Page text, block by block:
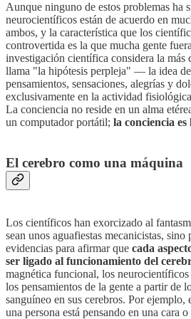
Aunque ninguno de estos problemas ha
neurocientíficos están de acuerdo en
ambos, y la característica que los
controvertida es la que mucha gente
investigación científica considera la más
llama "la hipótesis perpleja" — la idea de
pensamientos, sensaciones, alegrías y
exclusivamente en la actividad
La conciencia no reside en un alma
un computador portátil; la conciencia
El cerebro como una máquina
Los científicos han exorcizado al
sean unos aguafiestas mecanicistas,
evidencias para afirmar que cada
ser ligado al funcionamiento del
magnética funcional, los
los pensamientos de la gente a partir de
sanguíneo en sus cerebros. Por
una persona está pensando en una cara